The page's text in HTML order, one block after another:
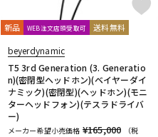
新品 WEB注文店頭受取可 送料無料
beyerdynamic
T5 3rd Generation (3. Generatio
n)(密閉型ヘッドホン)(ベイヤーダイ
ナミック)(密閉型)(ヘッドホン)(モニ
ターヘッドフォン)(テスラドライバ
ー)
メーカー希望小売価格 ¥165,000
（税